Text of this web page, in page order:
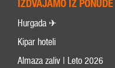
IZDVAJAMO IZ PONUDE
Hurgada ✈
Kipar hoteli
Almaza zaliv | Leto 2026